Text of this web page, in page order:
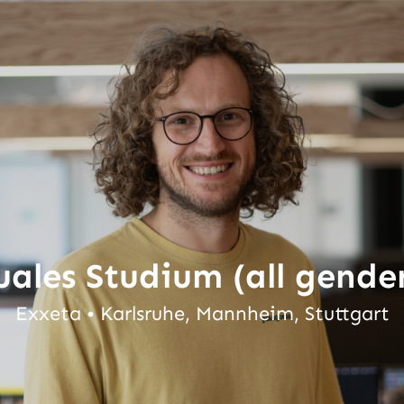
Studium (all
Exxeta • Karlsruhe, Mannheim, Stuttgart